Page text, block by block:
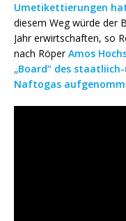
Umetikettierungen
diesem Weg würde der
Jahr erwirtschaften, so
nach RöperAmos
„Board“ des
Naftogas